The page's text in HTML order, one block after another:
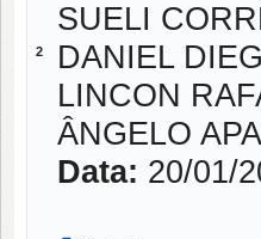
2
SUELI
DANIEL
LINCON
ÂNGELO
Data: 20/01/